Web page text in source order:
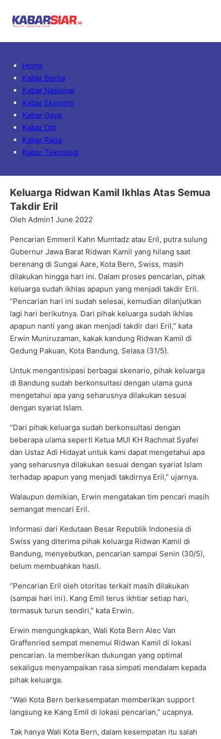
Home
Kabar Berita
Kabar Nasional
Kabar Ekonomi
Kabar Gaya
Kabar Oto
Kabar Raga
Kabar Teknologi
Keluarga Ridwan Kamil Ikhlas Atas Semua
Takdir Eril
Oleh Admin1 June 2022
Pencarian Emmeril Kahn Mumtadz atau Eril, putra sulung
Gubernur Jawa Barat Ridwan Kamil yang hilang saat
berenang di Sungai Aare, Kota Bern, Swiss, masih
dilakukan hingga hari ini. Dalam proses pencarian, pihak
keluarga sudah ikhlas apapun yang menjadi takdir Eril.
“Pencarian hari ini sudah selesai, kemudian dilanjutkan
lagi hari berikutnya. Dari pihak keluarga sudah ikhlas
apapun nanti yang akan menjadi takdir dari Eril,” kata
Erwin Muniruzaman, kakak kandung Ridwan Kamil di
Gedung Pakuan, Kota Bandung, Selasa (31/5).
Untuk mengantisipasi berbagai skenario, pihak keluarga
di Bandung sudah berkonsultasi dengan ulama guna
mengetahui apa yang seharusnya dilakukan sesuai
dengan syariat Islam.
“Dari pihak keluarga sudah berkonsultasi dengan
beberapa ulama seperti Ketua MUI KH Rachmat Syafei
dan Ustaz Adi Hidayat untuk kami dapat mengetahui apa
yang seharusnya dilakukan sesuai dengan syariat Islam
terhadap apapun yang menjadi takdirnya Eril,” ujarnya.
Walaupun demikian, Erwin mengatakan tim pencari masih
semangat mencari Eril.
Informasi dari Kedutaan Besar Republik Indonesia di
Swiss yang diterima pihak keluarga Ridwan Kamil di
Bandung, menyebutkan, pencarian sampai Senin (30/5),
belum membuahkan hasil.
“Pencarian Eril oleh otoritas terkait masih dilakukan
(sampai hari ini). Kang Emil terus ikhtiar setiap hari,
termasuk turun sendiri,” kata Erwin.
Erwin mengungkapkan, Wali Kota Bern Alec Van
Graffenried sempat menemui Ridwan Kamil di lokasi
pencarian. Ia memberikan dukungan yang optimal
sekaligus menyampaikan rasa simpati mendalam kepada
pihak keluarga.
“Wali Kota Bern berkesempatan memberikan support
langsung ke Kang Emil di lokasi pencarian,” ucapnya.
Tak hanya Wali Kota Bern, dalam kesempatan itu salah